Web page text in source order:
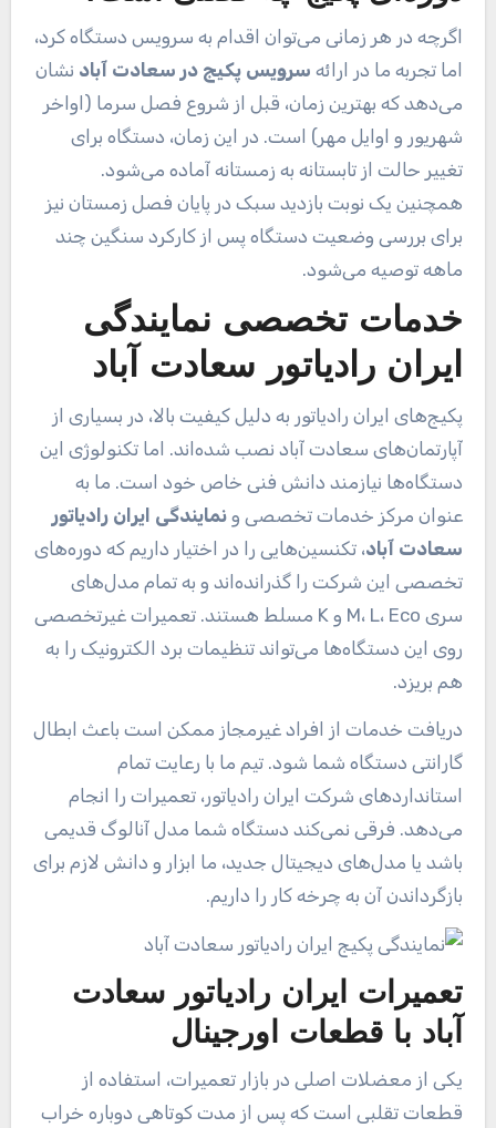
اگرچه در هر زمانی می‌توان اقدام به سرویس دستگاه کرد،
اما تجربه ما در ارائه سرویس پکیج در سعادت آباد نشان
می‌دهد که بهترین زمان، قبل از شروع فصل سرما (اواخر
شهریور و اوایل مهر) است. در این زمان، دستگاه برای
تغییر حالت از تابستانه به زمستانه آماده می‌شود.
همچنین یک نوبت بازدید سبک در پایان فصل زمستان نیز
برای بررسی وضعیت دستگاه پس از کارکرد سنگین چند
ماهه توصیه می‌شود.
خدمات تخصصی نمایندگی
ایران رادیاتور سعادت آباد
پکیج‌های ایران رادیاتور به دلیل کیفیت بالا، در بسیاری از
آپارتمان‌های سعادت آباد نصب شده‌اند. اما تکنولوژی این
دستگاه‌ها نیازمند دانش فنی خاص خود است. ما به
عنوان مرکز خدمات تخصصی و نمایندگی ایران رادیاتور
سعادت آباد، تکنسین‌هایی را در اختیار داریم که دوره‌های
تخصصی این شرکت را گذرانده‌اند و به تمام مدل‌های
سری M، L، Eco و K مسلط هستند. تعمیرات غیرتخصصی
روی این دستگاه‌ها می‌تواند تنظیمات برد الکترونیک را به
هم بریزد.
دریافت خدمات از افراد غیرمجاز ممکن است باعث ابطال
گارانتی دستگاه شما شود. تیم ما با رعایت تمام
استانداردهای شرکت ایران رادیاتور، تعمیرات را انجام
می‌دهد. فرقی نمی‌کند دستگاه شما مدل آنالوگ قدیمی
باشد یا مدل‌های دیجیتال جدید، ما ابزار و دانش لازم برای
بازگرداندن آن به چرخه کار را داریم.
تعمیرات ایران رادیاتور سعادت
آباد با قطعات اورجینال
یکی از معضلات اصلی در بازار تعمیرات، استفاده از
قطعات تقلبی است که پس از مدت کوتاهی دوباره خراب